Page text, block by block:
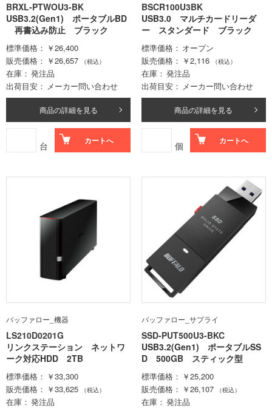
BRXL-PTWOU3-BK
USB3.2(Gen1) ポータブルBD
再書込み防止 ブラック
標準価格
￥26,400
販売価格
￥26,657 （税込）
在庫
発注品
出荷目安
メーカー問い合わせ
商品の詳細を見る
台 カートへ
BSCR100U3BK
USB3.0 マルチカードリーダ
ー スタンダード ブラック
標準価格
オープン
販売価格
￥2,116 （税込）
在庫
発注品
出荷目安
メーカー問い合わせ
商品の詳細を見る
個 カートへ
バッファロー_機器
LS210D0201G
リンクステーション ネットワ
ーク対応HDD 2TB
標準価格
￥33,300
販売価格
￥33,625 （税込）
在庫
発注品
バッファロー_サプライ
SSD-PUT500U3-BKC
USB3.2(Gen1) ポータブルSS
D 500GB スティック型
標準価格
￥25,200
販売価格
￥26,107 （税込）
在庫
発注品